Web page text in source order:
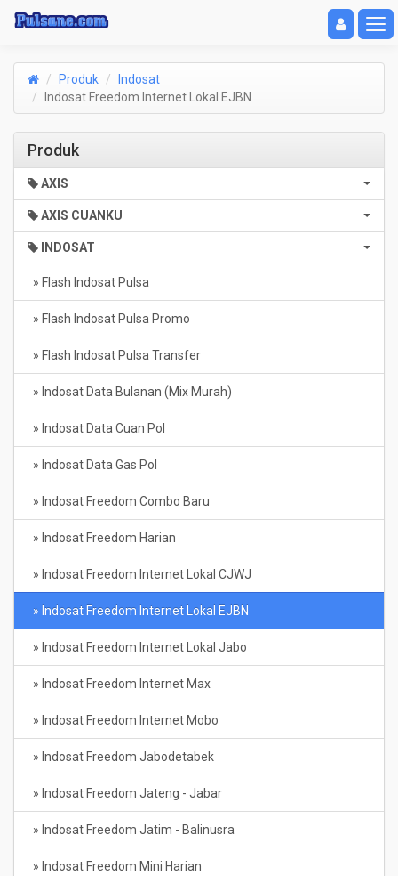
Toggle
Produk
Indosat
Indosat Freedom Internet Lokal EJBN
Produk
AXIS
AXIS CUANKU
INDOSAT
» Flash Indosat Pulsa
» Flash Indosat Pulsa Promo
» Flash Indosat Pulsa Transfer
» Indosat Data Bulanan (Mix Murah)
» Indosat Data Cuan Pol
» Indosat Data Gas Pol
» Indosat Freedom Combo Baru
» Indosat Freedom Harian
» Indosat Freedom Internet Lokal CJWJ
» Indosat Freedom Internet Lokal EJBN
» Indosat Freedom Internet Lokal Jabo
» Indosat Freedom Internet Max
» Indosat Freedom Internet Mobo
» Indosat Freedom Jabodetabek
» Indosat Freedom Jateng - Jabar
» Indosat Freedom Jatim - Balinusra
» Indosat Freedom Mini Harian